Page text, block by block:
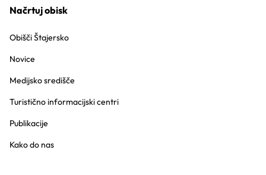
Načrtuj obisk
Obišči Štajersko
Novice
Medijsko središče
Turistično informacijski centri
Publikacije
Kako do nas